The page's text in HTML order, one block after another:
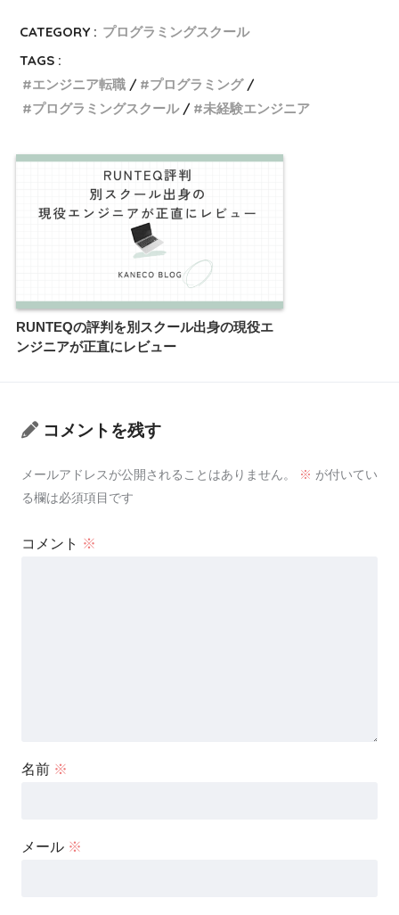
CATEGORY : プログラミングスクール
TAGS :
エンジニア転職
プログラミング
プログラミングスクール
未経験エンジニア
RUNTEQの評判を別スクール出身の現役エ
ンジニアが正直にレビュー
コメントを残す
メールアドレスが公開されることはありません。 ※ が付いてい
る欄は必須項目です
コメント ※
名前 ※
メール ※